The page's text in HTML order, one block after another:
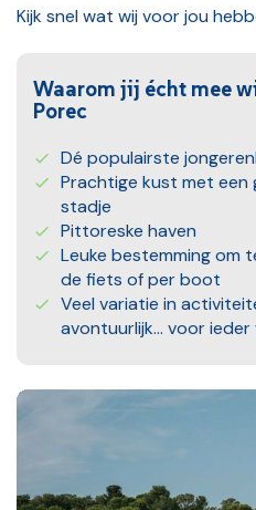
Kijk snel wat wij voor jou
Waarom jij écht mee
Porec
Dé populairste
Prachtige kust met een
stadje
Pittoreske haven
Leuke bestemming om
de fiets of per boot
Veel variatie in
avontuurlijk... voor ieder